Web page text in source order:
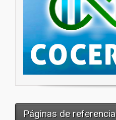
Páginas de referencia